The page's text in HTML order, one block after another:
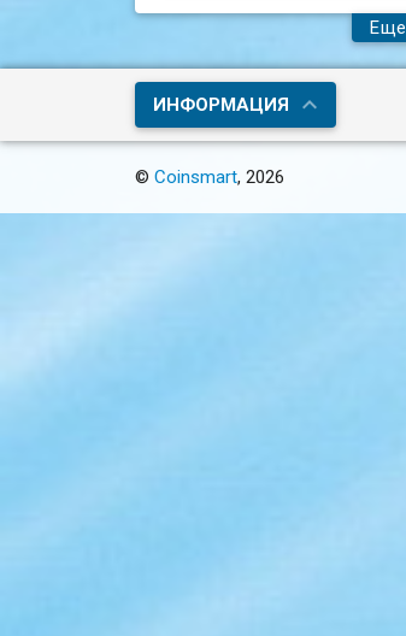
Еще
ИНФОРМАЦИЯ
©Coinsmart, 2026